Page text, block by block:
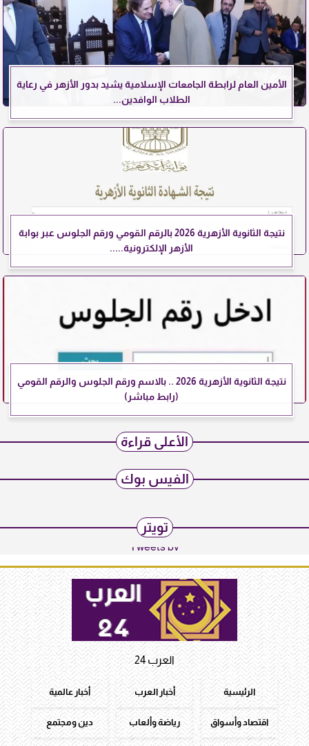
الأمين العام لرابطة الجامعات الإسلامية يشيد بدور الأزهر في رعاية
الطلاب الوافدين...
نتيجة الثانوية الأزهرية 2026 بالرقم القومي ورقم الجلوس عبر بوابة
الأزهر الإلكترونية.....
نتيجة الثانوية الأزهرية 2026 .. بالاسم ورقم الجلوس والرقم القومي
(رابط مباشر)
الأعلى قراءة
الفيس بوك
تويتر
Tweets by
العرب 24
الرئيسية أخبار العرب أخبار عالمية
اقتصاد وأسواق رياضة وألعاب دين ومجتمع